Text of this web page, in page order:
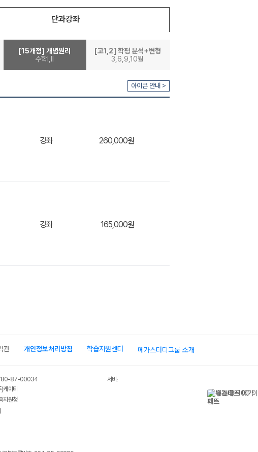
단과강좌
[15개정] 개념원리
수학l,ll
[고1,2] 학평 분석+변형
3,6,9,10월
아이콘 안내 >
강좌 260,000원
강좌 165,000원
관 개인정보처리방침 학습지원센터 메가스터디그룹 소개
: 780-87-00034
케이티
지원청
서비스 가입사실 확인